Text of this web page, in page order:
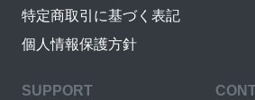
特定商取引に基づく表記
個人情報保護方針
SUPPORT